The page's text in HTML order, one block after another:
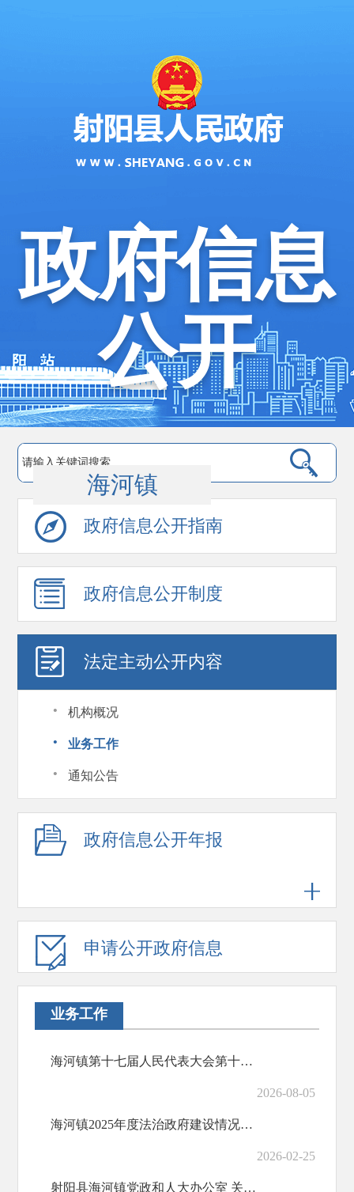
政府信息
公开
海河镇
政府信息公开指南
政府信息公开制度
法定主动公开内容
· 机构概况
· 业务工作
· 通知公告
政府信息公开年报
申请公开政府信息
业务工作
海河镇第十七届人民代表大会第十次会议召开
2026-08-05
海河镇2025年度法治政府建设情况报告
2026-02-25
射阳县海河镇党政和人大办公室 关于印发《海河镇公益项目招标投标管理实施办法》的通知